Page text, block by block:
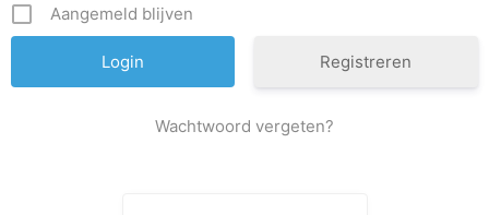
Aangemeld blijven
Registreren
Wachtwoord vergeten?